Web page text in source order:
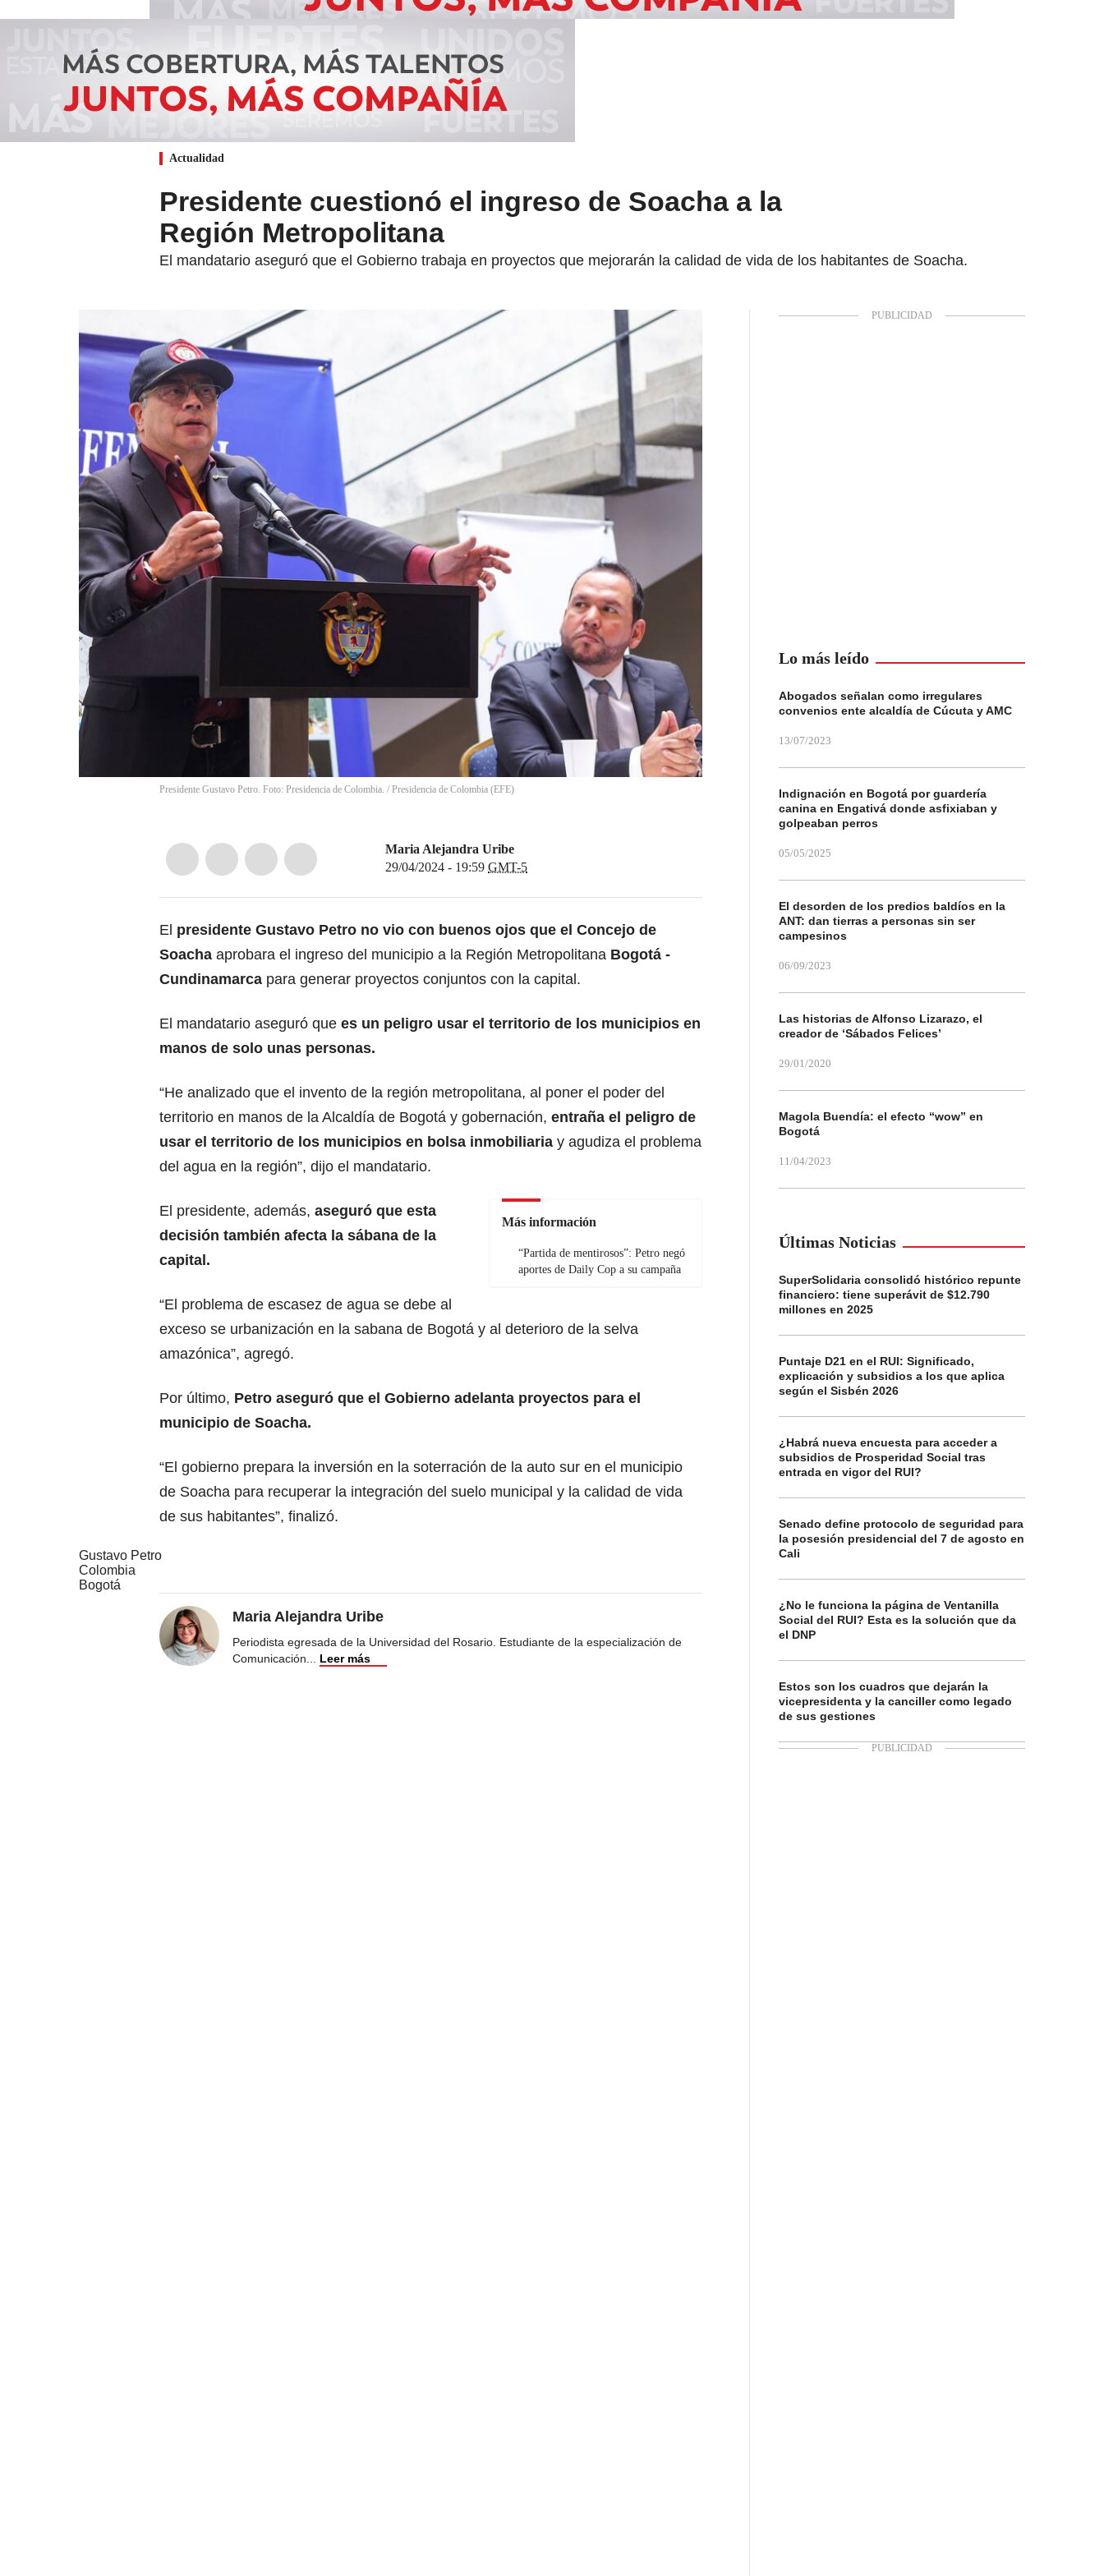
Actualidad
Presidente cuestionó el ingreso de Soacha a la
Región Metropolitana
El mandatario aseguró que el Gobierno trabaja en proyectos que mejorarán la calidad de vida de los habitantes de Soacha.
Presidente Gustavo Petro. Foto: Presidencia de Colombia. / Presidencia de Colombia (EFE)
Maria Alejandra Uribe
29/04/2024 - 19:59 GMT-5
El presidente Gustavo Petro no vio con buenos ojos que el Concejo de
Soacha aprobara el ingreso del municipio a la Región Metropolitana Bogotá -
Cundinamarca para generar proyectos conjuntos con la capital.
El mandatario aseguró que es un peligro usar el territorio de los municipios en
manos de solo unas personas.
“He analizado que el invento de la región metropolitana, al poner el poder del
territorio en manos de la Alcaldía de Bogotá y gobernación, entraña el peligro de
usar el territorio de los municipios en bolsa inmobiliaria y agudiza el problema
del agua en la región”, dijo el mandatario.
Más información
“Partida de mentirosos”: Petro negó
aportes de Daily Cop a su campaña
El presidente, además, aseguró que esta
decisión también afecta la sábana de la
capital.
“El problema de escasez de agua se debe al
exceso se urbanización en la sabana de Bogotá y al deterioro de la selva
amazónica”, agregó.
Por último, Petro aseguró que el Gobierno adelanta proyectos para el
municipio de Soacha.
“El gobierno prepara la inversión en la soterración de la auto sur en el municipio
de Soacha para recuperar la integración del suelo municipal y la calidad de vida
de sus habitantes”, finalizó.
Gustavo Petro
Colombia
Bogotá
Maria Alejandra Uribe
Periodista egresada de la Universidad del Rosario. Estudiante de la especialización de
Comunicación... Leer más
Lo más leído
Abogados señalan como irregulares
convenios ente alcaldía de Cúcuta y AMC
13/07/2023
Indignación en Bogotá por guardería
canina en Engativá donde asfixiaban y
golpeaban perros
05/05/2025
El desorden de los predios baldíos en la
ANT: dan tierras a personas sin ser
campesinos
06/09/2023
Las historias de Alfonso Lizarazo, el
creador de ‘Sábados Felices’
29/01/2020
Magola Buendía: el efecto “wow” en
Bogotá
11/04/2023
Últimas Noticias
SuperSolidaria consolidó histórico repunte
financiero: tiene superávit de $12.790
millones en 2025
Puntaje D21 en el RUI: Significado,
explicación y subsidios a los que aplica
según el Sisbén 2026
¿Habrá nueva encuesta para acceder a
subsidios de Prosperidad Social tras
entrada en vigor del RUI?
Senado define protocolo de seguridad para
la posesión presidencial del 7 de agosto en
Cali
¿No le funciona la página de Ventanilla
Social del RUI? Esta es la solución que da
el DNP
Estos son los cuadros que dejarán la
vicepresidenta y la canciller como legado
de sus gestiones